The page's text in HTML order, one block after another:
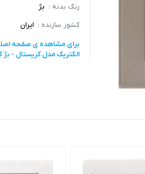
رنگ بدنه : بژ
کشور سازنده : ایران
برای مشاهده ی صفحه
الکتریک مدل کریستال - بژ